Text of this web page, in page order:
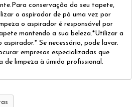
conservação do seu tapete,
o aspirador de pó uma vez por
o aspirador é responsável por
mantendo a sua beleza.*Utilizar a
Se necessário, pode lavar.
empresas especializadas que
de limpeza à úmido profissional.